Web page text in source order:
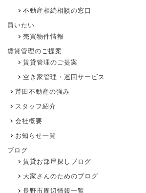
不動産相続相談の窓口
買いたい
売買物件情報
賃貸管理のご提案
賃貸管理のご提案
空き家管理・巡回サービス
芹田不動産の強み
スタッフ紹介
会社概要
お知らせ一覧
ブログ
賃貸お部屋探しブログ
大家さんのためのブログ
長野市周辺情報一覧